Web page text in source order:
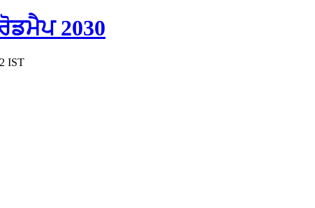
2030
IST